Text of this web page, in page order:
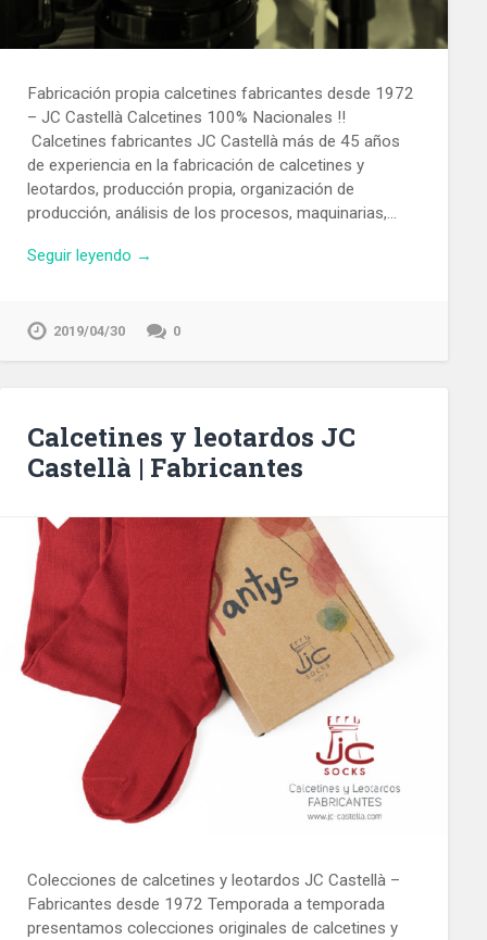
Fabricación propia calcetines fabricantes desde 1972
– JC Castellà Calcetines 100% Nacionales !!
Calcetines fabricantes JC Castellà más de 45 años
de experiencia en la fabricación de calcetines y
leotardos, producción propia, organización de
producción, análisis de los procesos, maquinarias,…
Seguir leyendo →
2019/04/30 0
Calcetines y leotardos JC
Castellà | Fabricantes
Colecciones de calcetines y leotardos JC Castellà –
Fabricantes desde 1972 Temporada a temporada
presentamos colecciones originales de calcetines y